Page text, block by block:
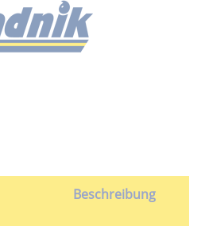
Beschreibung